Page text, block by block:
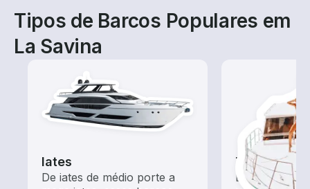
Tipos de Barcos Populares em
La Savina
Iates
De iates de médio porte a
Tours
Explore as